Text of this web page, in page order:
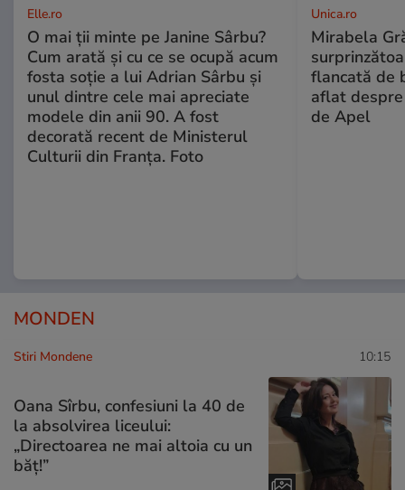
Elle.ro
O mai ții minte pe Janine Sârbu?
Cum arată și cu ce se ocupă acum
fosta soție a lui Adrian Sârbu și
unul dintre cele mai apreciate
modele din anii 90. A fost
decorată recent de Ministerul
Culturii din Franța. Foto
Unica.ro
Mirabela
flancată de
aflat
de Apel
MONDEN
Stiri Mondene 10:15
Oana Sîrbu, confesiuni la 40 de
la absolvirea liceului:
„Directoarea ne mai altoia cu un
băț!”